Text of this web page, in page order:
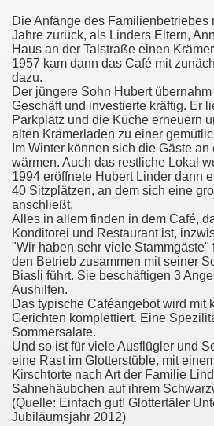
Die Anfänge des Familienbetriebes
Jahre zurück, als Linders Eltern,
Haus an der Talstraße einen
1957 kam dann das Café mit
dazu.
Der jüngere Sohn Hubert
Geschäft und investierte kräftig. Er
Parkplatz und die Küche erneuern
alten Krämerladen zu einer
Im Winter können sich die Gäste
wärmen. Auch das restliche Lokal
1994 eröffnete Hubert Linder dann
40 Sitzplätzen, an dem sich eine
anschließt.
Alles in allem finden in dem Café,
Konditorei und Restaurant ist,
"Wir haben sehr viele Stammgäste"
den Betrieb zusammen mit seiner
Biasli führt. Sie beschäftigen 3
Aushilfen.
Das typische Caféangebot wird mit
Gerichten komplettiert. Eine
Sommersalate.
Und so ist für viele Ausflügler und
eine Rast im Glotterstüble, mit
Kirschtorte nach Art der Familie
Sahnehäubchen auf ihrem
(Quelle: Einfach gut! Glottertäler
Jubiläumsjahr 2012)